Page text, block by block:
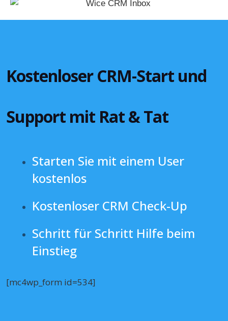
Kostenloser CRM-Start und
Support mit Rat & Tat
Starten Sie mit einem User
kostenlos
Kostenloser CRM Check-Up
Schritt für Schritt Hilfe beim
Einstieg
[mc4wp_form id=534]